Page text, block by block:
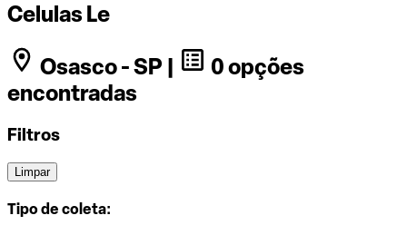
Celulas Le
Osasco - SP |
0 opções
encontradas
Filtros
Limpar
Tipo de coleta: